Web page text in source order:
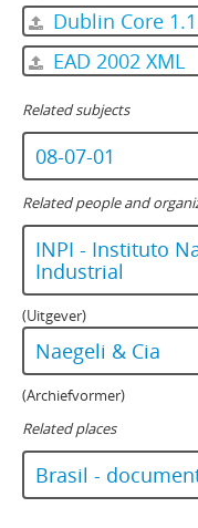
Dublin Core
EAD 2002 XML
Related subjects
08-07-01
Related people and
INPI - Instituto
Industrial
(Uitgever)
Naegeli & Cia
(Archiefvormer)
Related places
Brasil -